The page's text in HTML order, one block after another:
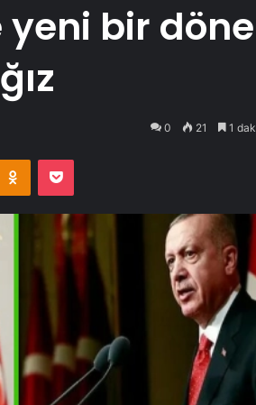
yeni bir
0 21 1
Odnoklassniki
Pocket